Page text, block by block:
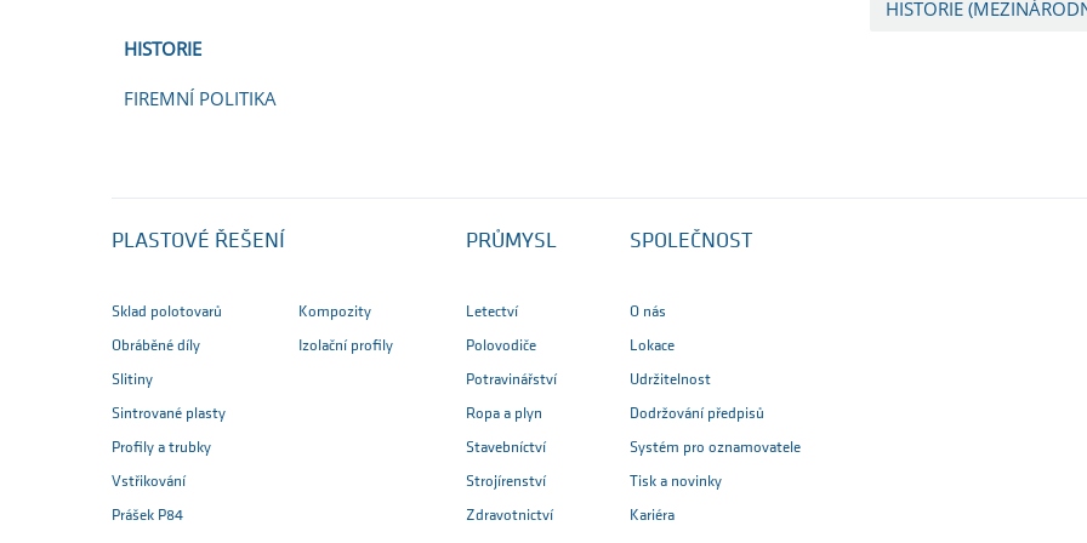
HISTORIE
FIREMNÍ POLITIKA
HISTORIE
PLASTOVÉ ŘEŠENÍ
Sklad polotovarů
Obráběné díly
Slitiny
Sintrované plasty
Profily a trubky
Vstřikování
Prášek P84
Kompozity
Izolační profily
PRŮMYSL
Letectví
Polovodiče
Potravinářství
Ropa a plyn
Stavebníctví
Strojírenství
Zdravotnictví
SPOLEČNOST
O nás
Lokace
Udržitelnost
Dodržování předpisů
Systém pro oznamovatele
Tisk a novinky
Kariéra